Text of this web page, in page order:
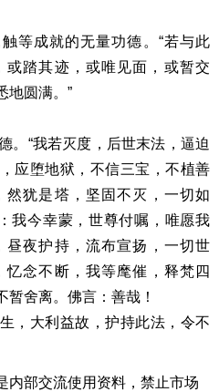
等成就的无量功德。“若与此
踏其迹，或唯见面， 或暂交
地圆满。”
。“我若灭度，后世末法，逼迫
应堕地狱，不信三宝，不植善
然犹是塔，坚固不灭，一切如
我今幸蒙，世尊付嘱，唯愿我
昼夜护持，流布宣扬，一切世
念不断， 我等麾催，释梵四
暂舍离。佛言：善哉！
，大利益故，护持此法，令不
内部交流使用资料，禁止市场